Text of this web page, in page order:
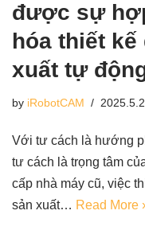
được sự
hóa thiết kế
xuất tự
by iRobotCAM
Với tư cách là hướng
tư cách là trọng tâm
cấp nhà máy cũ, việc
sản xuất… Read More